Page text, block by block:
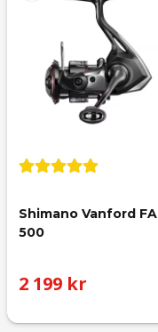
Shimano Vanford FA
500
2 199 kr